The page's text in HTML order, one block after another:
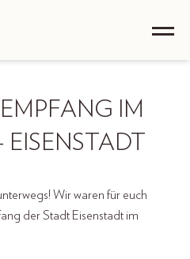
IM
Wir waren für euch
der Stadt Eisenstadt im